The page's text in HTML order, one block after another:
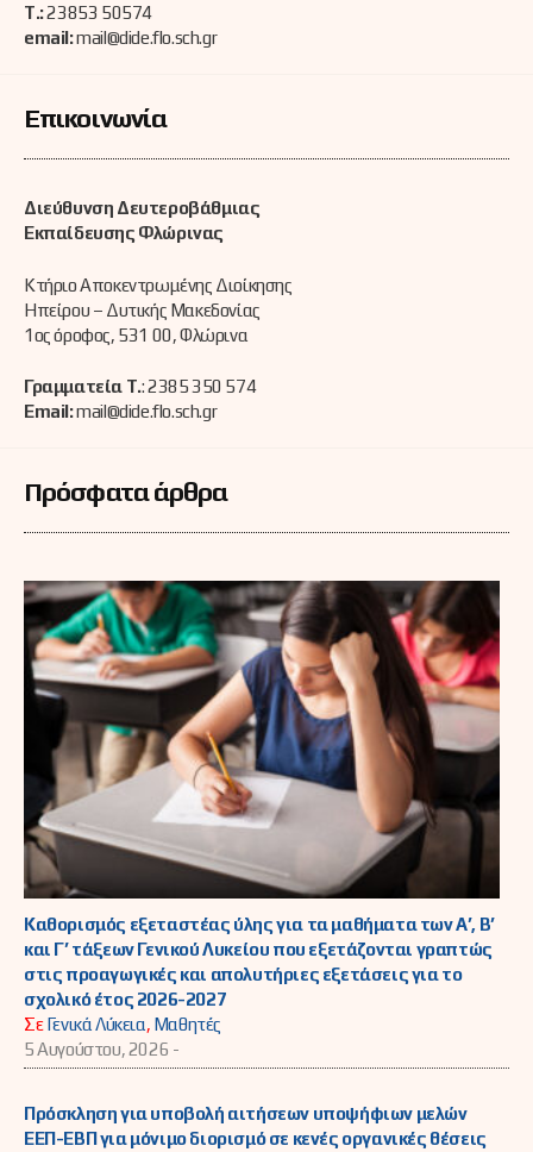
Τ.:23853 50574
email:mail@dide.flo.sch.gr
Επικοινωνία
Διεύθυνση Δευτεροβάθμιας
Εκπαίδευσης Φλώρινας
Κτήριο Αποκεντρωμένης Διοίκησης
Ηπείρου – Δυτικής Μακεδονίας
1ος όροφος, 531 00, Φλώρινα
Γραμματεία Τ.: 2385 350 574
Email:mail@dide.flo.sch.gr
Πρόσφατα άρθρα
Καθορισμός εξεταστέας ύλης για τα μαθήματα των Α’, Β’
και Γ’ τάξεων Γενικού Λυκείου που εξετάζονται γραπτώς
στις προαγωγικές και απολυτήριες εξετάσεις για το
σχολικό έτος 2026-2027
ΣεΓενικά Λύκεια, Μαθητές
5 Αυγούστου, 2026 -
Πρόσκληση για υποβολή αιτήσεων υποψήφιων μελών
ΕΕΠ-ΕΒΠ για μόνιμο διορισμό σε κενές οργανικές θέσεις